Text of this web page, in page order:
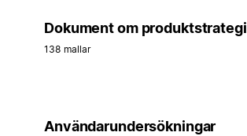
Dokument om produktstrategi
138 mallar
Användarundersökningar